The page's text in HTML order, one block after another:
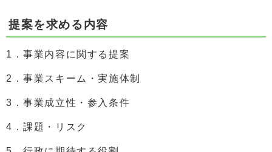
提案を求める内容
1．事業内容に関する提案
2．事業スキーム・実施体制
3．事業成立性・参入条件
4．課題・リスク